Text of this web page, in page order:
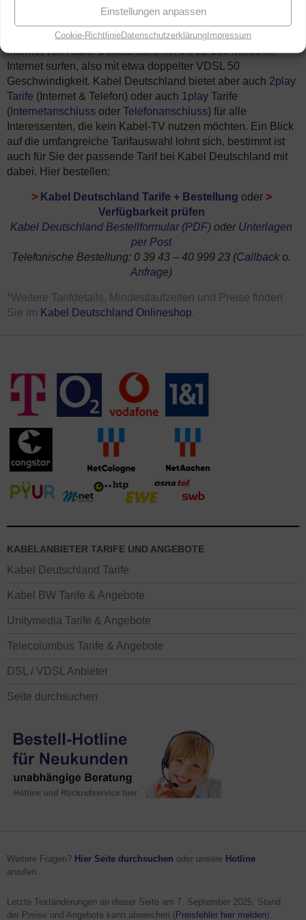
Einstellungen anpassen
Cookie-RichtlinieDatenschutzerklärungImpressum
3play Produkte
(Internet, Telefon und Fernsehen) und das zum günstigen
monatlichen Grundpreis. Außerdem können Sie über das
Internet von Kabel Deutschland mitbis zu 100 Mbit/sim
Internet surfen, also mit etwa doppelter VDSL 50
Geschwindigkeit. Kabel Deutschland bietet aber auch 2play
Tarife (Internet & Telefon) oder auch 1play Tarife
( Internetanschluss oder Telefonanschluss) für alle
Interessenten, die kein Kabel-TV nutzen möchten. Ein Blick
auf die umfangreiche Tarifauswahl lohnt sich, bestimmt ist
auch für Sie der passende Tarif bei Kabel Deutschland mit
dabei. Hier bestellen:
> Kabel Deutschland Tarife + Bestellung oder>
Verfügbarkeit prüfen
Kabel Deutschland Bestellformular (PDF) oder Unterlagen
per Post
Telefonische Bestellung: 0 39 43 – 40 999 23 (Callback o.
Anfrage)
*Weitere Tarifdetails, Mindestlaufzeiten und Preise finden
Sie im Kabel Deutschland Onlineshop.
KABELANBIETER TARIFE UND ANGEBOTE
Kabel Deutschland Tarife
Kabel BW Tarife & Angebote
Unitymedia Tarife & Angebote
Telecolumbus Tarife & Angebote
DSL / VDSL Anbieter
Seite durchsuchen
Weitere Fragen? Hier Seite durchsuchen oder unsere Hotline
anrufen.
Letzte Textänderungen an dieser Seite am 7. September 2025. Stand
der Preise und Angebote kann abweichen (Preisfehler hier melden).